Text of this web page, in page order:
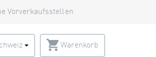
Vorverkaufsstellen
Warenkorb